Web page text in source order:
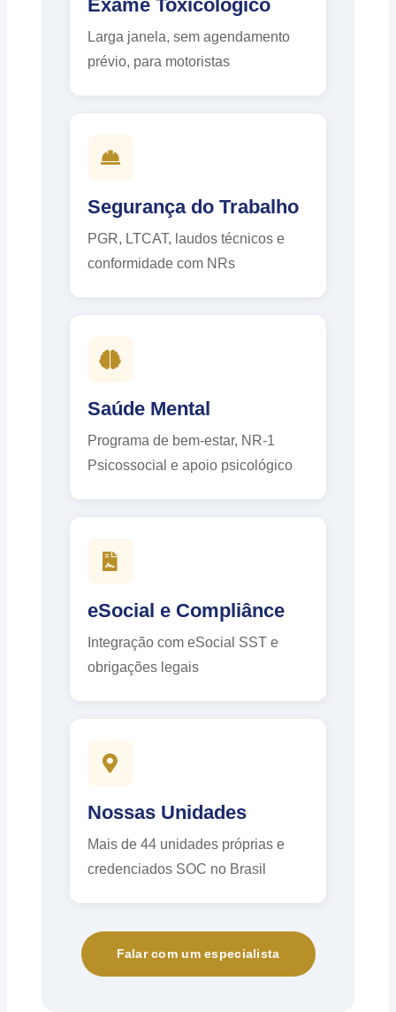
Exame Toxicológico
Larga janela, sem agendamento
prévio, para motoristas
Segurança do Trabalho
PGR, LTCAT, laudos técnicos e
conformidade com NRs
Saúde Mental
Programa de bem-estar, NR-1
Psicossocial e apoio psicológico
eSocial e Compliânce
Integração com eSocial SST e
obrigações legais
Nossas Unidades
Mais de 44 unidades próprias e
credenciados SOC no Brasil
Falar com um especialista